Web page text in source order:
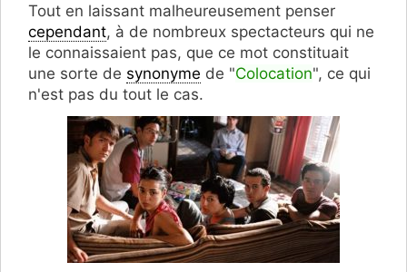
Tout en laissant malheureusement penser
cependant, à de nombreux spectacteurs qui ne
le connaissaient pas, que ce mot constituait
une sorte de synonyme de "Colocation", ce qui
n'est pas du tout le cas.